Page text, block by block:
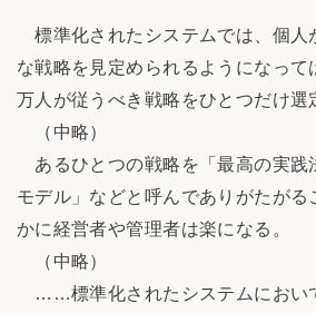
標準化されたシステムでは、個人
な戦略を見定められるようになって
万人が従うべき戦略をひとつだけ選
（中略）
あるひとつの戦略を「最高の実践
モデル」などと呼んでありがたがる
かに経営者や管理者は楽になる。
（中略）
……標準化されたシステムにおい